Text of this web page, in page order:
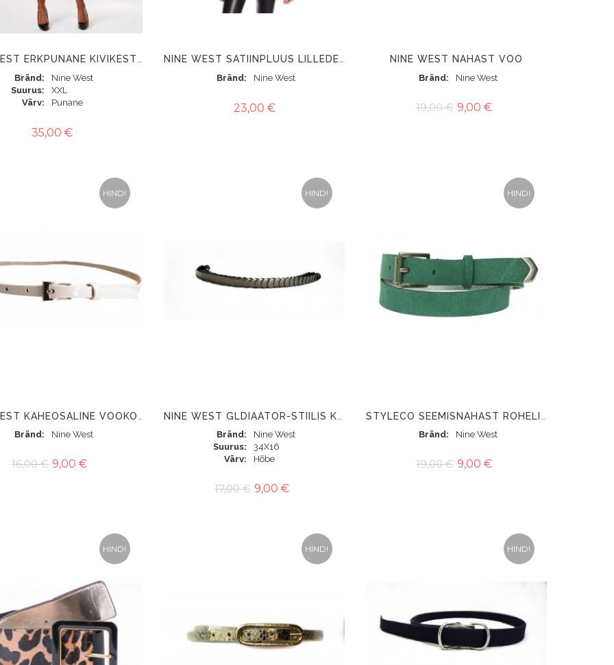
NINE WEST ERKPUNANE KIVIKESTEGA KLEIT
Bränd
Nine West
Suurus
XXL
Värv
Punane
35,00 €
NINE WEST SATIINPLUUS LILLEDEGA
Bränd
Nine West
23,00 €
NINE WEST NAHAST VÖÖ
Bränd Nine West
19,00 € 9,00 €
HIND!
Bränd
Nine West
16,00 € 9,00 €
HIND!
Bränd
Nine West
Suurus
34X16
Värv
Hõbe
17,00 € 9,00 €
HIND!
Bränd
Nine West
19,00 € 9,00 €
HIND! HIND! HIND!